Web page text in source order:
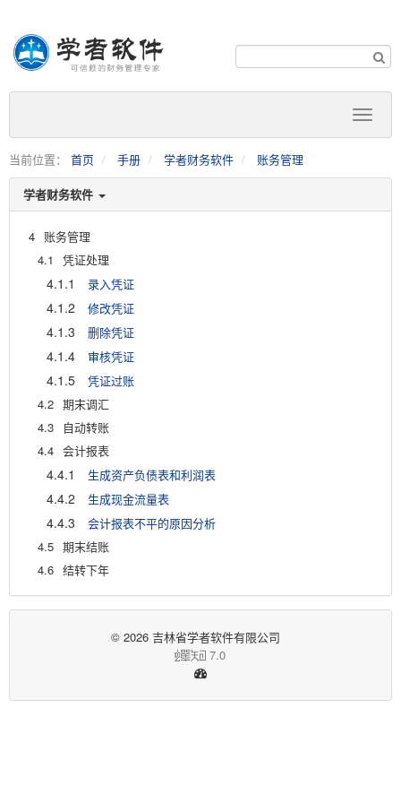
当前位置： 首页 手册 学者财务软件 账务管理
学者财务软件
4 账务管理
4.1
凭证处理
4.1.1 录入凭证
4.1.2 修改凭证
4.1.3 删除凭证
4.1.4 审核凭证
4.1.5
凭证过账
4.2 期末调汇
4.3
自动转账
4.4 会计报表
4.4.1 生成资产负债表和利润表
4.4.2 生成现金流量表
4.4.3
会计报表不平的原因分析
4.5 期末结账
4.6 结转下年
© 2026 吉林省学者软件有限公司
7.0